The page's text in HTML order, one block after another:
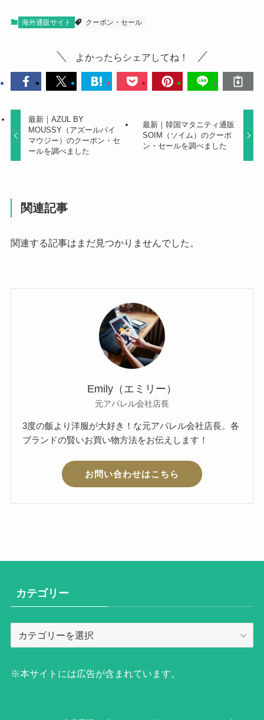
海外通販サイト クーポン・セール
よかったらシェアしてね！
最新｜AZUL BY
MOUSSY（アズールバイ
マウジー）のクーポン・セ
ールを調べました
最新｜韓国マタニティ通販
SOIM（ソイム）のクーポ
ン・セールを調べました
関連記事
関連する記事はまだ見つかりませんでした。
Emily（エミリー）
元アパレル会社店長
3度の飯より洋服が大好き！な元アパレル会社店長。各
ブランドの賢いお買い物方法をお伝えします！
お問い合わせはこちら
カテゴリー
リ
※本サイトには広告が含まれています。